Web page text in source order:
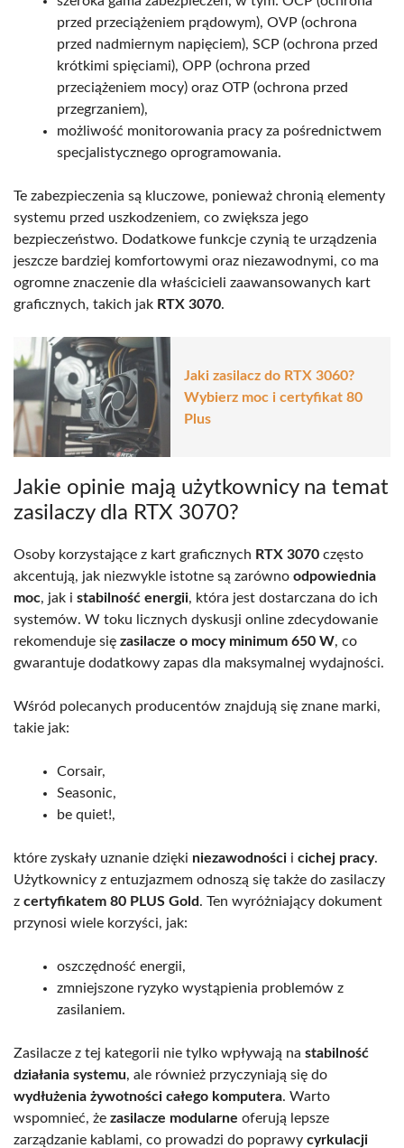
przed przeciążeniem prądowym), OVP (ochrona
przed nadmiernym napięciem), SCP (ochrona przed
krótkimi spięciami), OPP (ochrona przed
przeciążeniem mocy) oraz OTP (ochrona przed
przegrzaniem),
możliwość monitorowania pracy za pośrednictwem
specjalistycznego oprogramowania.
Te zabezpieczenia są kluczowe, ponieważ chronią elementy
systemu przed uszkodzeniem, co zwiększa jego
bezpieczeństwo. Dodatkowe funkcje czynią te urządzenia
jeszcze bardziej komfortowymi oraz niezawodnymi, co ma
ogromne znaczenie dla właścicieli zaawansowanych kart
graficznych, takich jak RTX 3070.
Jaki zasilacz do RTX 3060?
Wybierz moc i certyfikat 80
Plus
Jakie opinie mają użytkownicy na temat
zasilaczy dla RTX 3070?
Osoby korzystające z kart graficznych RTX 3070 często
akcentują, jak niezwykle istotne są zarówno odpowiednia
moc, jak i stabilność energii, która jest dostarczana do ich
systemów. W toku licznych dyskusji online zdecydowanie
rekomenduje się zasilacze o mocy minimum 650 W, co
gwarantuje dodatkowy zapas dla maksymalnej wydajności.
Wśród polecanych producentów znajdują się znane marki,
takie jak:
Corsair,
Seasonic,
be quiet!,
które zyskały uznanie dzięki niezawodności i cichej pracy.
Użytkownicy z entuzjazmem odnoszą się także do zasilaczy
z certyfikatem 80 PLUS Gold. Ten wyróżniający dokument
przynosi wiele korzyści, jak:
oszczędność energii,
zmniejszone ryzyko wystąpienia problemów z
zasilaniem.
Zasilacze z tej kategorii nie tylko wpływają na stabilność
działania systemu, ale również przyczyniają się do
wydłużenia żywotności całego komputera. Warto
wspomnieć, że zasilacze modularne oferują lepsze
zarządzanie kablami, co prowadzi do poprawy cyrkulacji